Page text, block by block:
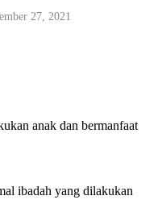
27, 2021
anak dan bermanfaat
ibadah yang dilakukan